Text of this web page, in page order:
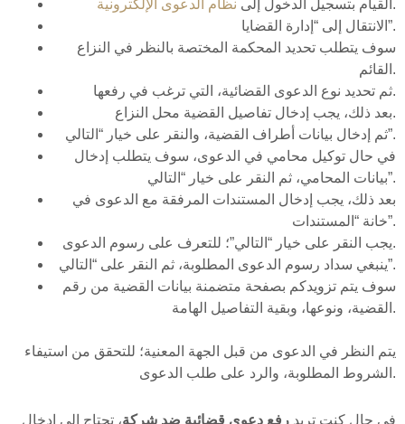
القيام بتسجيل الدخول إلى نظام الدعوى الإلكترونية
.
الانتقال إلى “إدارة القضايا”.
سوف يتطلب تحديد المحكمة المختصة بالنظر في النزاع
القائم.
ثم تحديد نوع الدعوى القضائية، التي ترغب في رفعها.
بعد ذلك، يجب إدخال تفاصيل القضية محل النزاع.
ثم إدخال بيانات أطراف القضية، والنقر على خيار “التالي”.
في حال توكيل محامي في الدعوى، سوف يتطلب إدخال
بيانات المحامي، ثم النقر على خيار “التالي”.
بعد ذلك، يجب إدخال المستندات المرفقة مع الدعوى في
خانة “المستندات”.
يجب النقر على خيار “التالي”؛ للتعرف على رسوم الدعوى.
ينبغي سداد رسوم الدعوى المطلوبة، ثم النقر على “التالي”.
سوف يتم تزويدكم بصفحة متضمنة بيانات القضية من رقم
القضية، ونوعها، وبقية التفاصيل الهامة.
يتم النظر في الدعوى من قبل الجهة المعنية؛ للتحقق من استيفاء
الشروط المطلوبة، والرد على طلب الدعوى.
في حال كنت تريد رفع دعوى قضائية ضد شركة، تحتاج إلى إدخال